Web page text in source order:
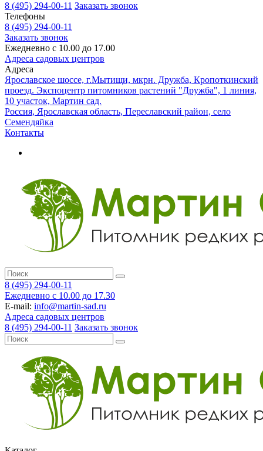
8 (495) 294-00-11 Заказать звонок
Телефоны
8 (495) 294-00-11
Заказать звонок
Ежедневно с 10.00 до 17.00
Адреса садовых центров
Адреса
Ярославское шоссе, г.Мытищи, мкрн. Дружба, Кропоткинский
проезд. Экспоцентр питомников растений "Дружба", 1 линия,
10 участок, Мартин сад.
Россия, Ярославская область, Переславский район, село
Семендяйка
Контакты
8 (495) 294-00-11
Ежедневно с 10.00 до 17.30
E-mail: info@martin-sad.ru
Адреса садовых центров
8 (495) 294-00-11 Заказать звонок